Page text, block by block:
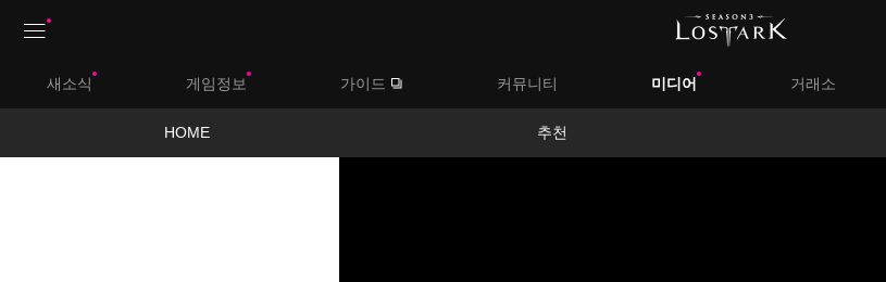
새소식 게임정보 가이드 커뮤니티 미디어 거래소
HOME 추천